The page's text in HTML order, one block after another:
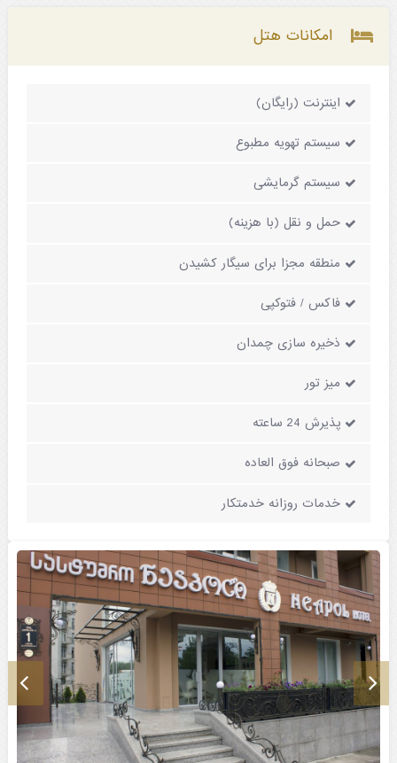
امکانات هتل
اینترنت (رایگان)
سیستم تهویه مطبوع
سیستم گرمایشی
حمل و نقل (با هزینه)
منطقه مجزا برای سیگار کشیدن
فاکس / فتوکپی
ذخیره سازی چمدان
میز تور
پذیرش 24 ساعته
صبحانه فوق العاده
خدمات روزانه خدمتکار